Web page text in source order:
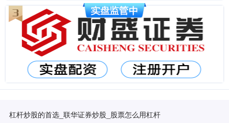
杠杆炒股的首选_联华证券炒股_股票怎么用杠杆